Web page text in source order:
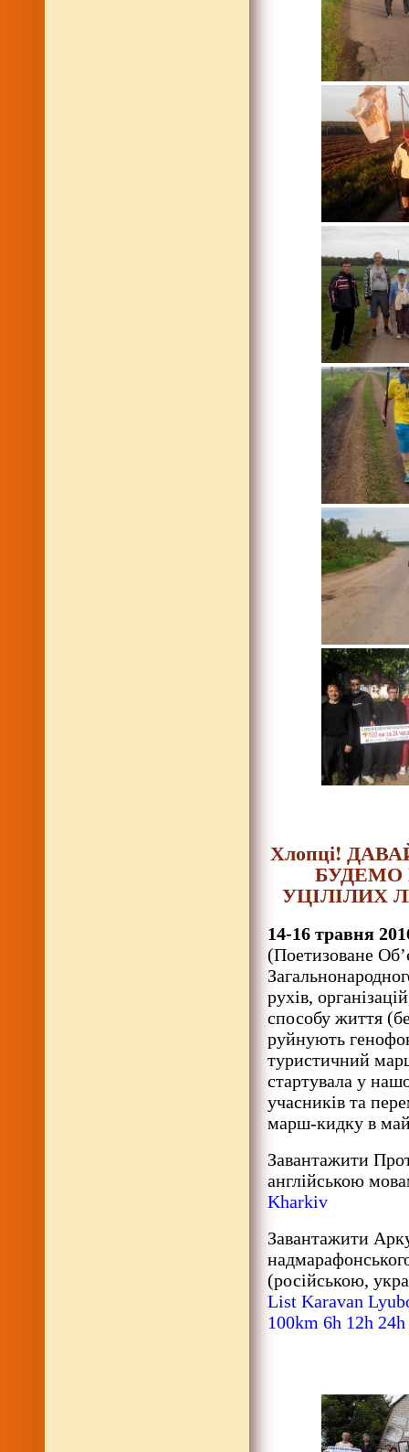
Хлопці!
БУДЕМО
УЦІЛІЛИХ
14-16 травня
(Поетизоване
рухів,
способу життя
руйнують
туристичний
стартувала у
учасників та
марш-кидку в
Завантажити
англійською
Kharkiv
Завантажити
(російською,
List Karavan
100km 6h 12h